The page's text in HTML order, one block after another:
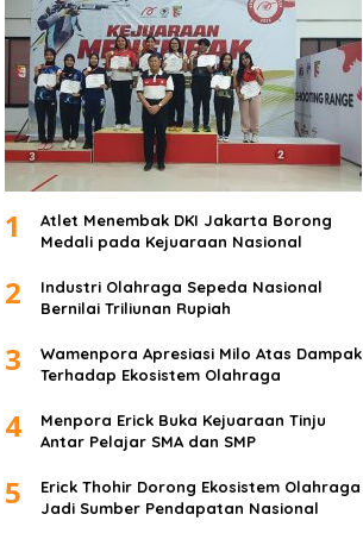
1
Atlet Menembak DKI Jakarta Borong
Medali pada Kejuaraan Nasional
2
Industri Olahraga Sepeda Nasional
Bernilai Triliunan Rupiah
3
Wamenpora Apresiasi Milo Atas Dampak
Terhadap Ekosistem Olahraga
4
Menpora Erick Buka Kejuaraan Tinju
Antar Pelajar SMA dan SMP
5
Erick Thohir Dorong Ekosistem Olahraga
Jadi Sumber Pendapatan Nasional